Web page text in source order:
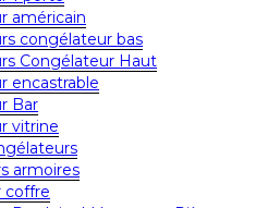
américain
congélateur bas
Congélateur Haut
encastrable
Bar
vitrine
armoires
coffre